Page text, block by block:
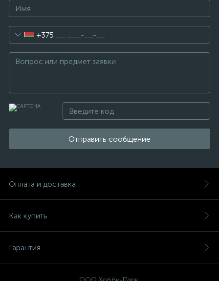
+375
Отправить сообщение
Оплата и доставка
Как купить
Гарантия